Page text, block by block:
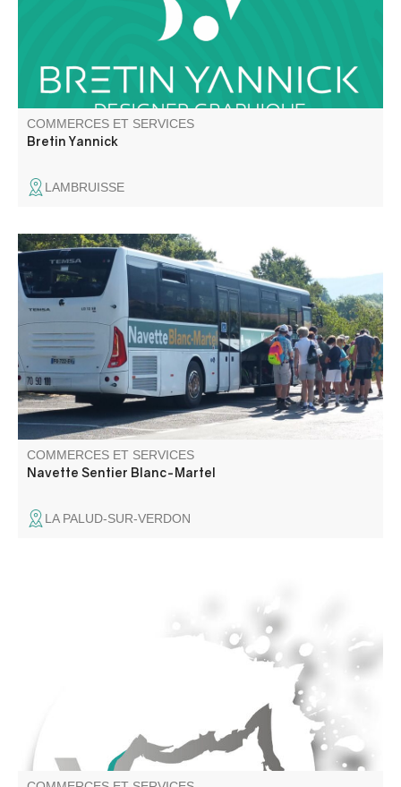
COMMERCES ET SERVICES
Bretin Yannick
LAMBRUISSE
Pour réaliser l'emblématique sentier Blanc Martel sans
prendre sa voiture, rien de plus simple grâce à la navette.
Vous venez de Riez, Roumoules, Moustiers-Sainte-Marie
et Castellane… utilisez, en complément, la ligne régionale
Zou 450.
COMMERCES ET SERVICES
Navette Sentier Blanc-Martel
LA PALUD-SUR-VERDON
photovoltaïques pour les particuliers, le milieu agricole, et
les artisans. Tableautier Artisan RGE